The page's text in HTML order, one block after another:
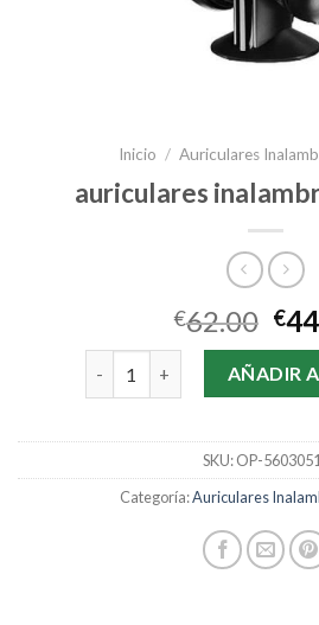
Inicio / Auriculares
auriculares
€62.00 €
auriculares inalambricos
AÑADIR
SKU:OP-
Categoría:Auriculares